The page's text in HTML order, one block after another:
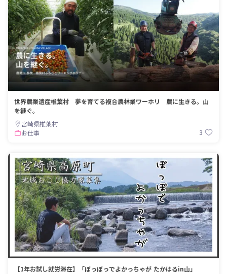
世界農業遺産椎葉村 夢を育てる複合農林業ワーホリ 農に生きる。山
を継ぐ。
宮崎県椎葉村
お仕事
3
【1年お試し就労滞在】「ぼっぼっでよかっちゃが たかはるin山」